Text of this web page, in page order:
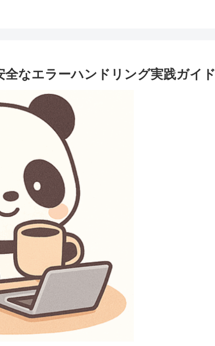
なエラーハンドリング実践ガイド